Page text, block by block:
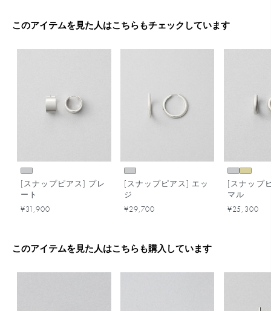
このアイテムを見た人はこちらもチェックしています
[スナップピアス] プレ
ート
¥31,900
[スナップピアス] エッ
ジ
¥29,700
[スナップ
マル
¥25,300
このアイテムを見た人はこちらも購入しています